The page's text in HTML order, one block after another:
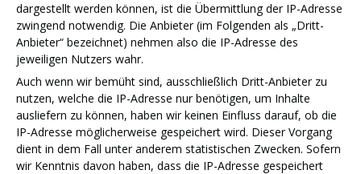
dargestellt werden können, ist die Übermittlung der IP-Adresse
zwingend notwendig. Die Anbieter (im Folgenden als „Dritt-
Anbieter“ bezeichnet) nehmen also die IP-Adresse des
jeweiligen Nutzers wahr.
Auch wenn wir bemüht sind, ausschließlich Dritt-Anbieter zu
nutzen, welche die IP-Adresse nur benötigen, um Inhalte
ausliefern zu können, haben wir keinen Einfluss darauf, ob die
IP-Adresse möglicherweise gespeichert wird. Dieser Vorgang
dient in dem Fall unter anderem statistischen Zwecken. Sofern
wir Kenntnis davon haben, dass die IP-Adresse gespeichert